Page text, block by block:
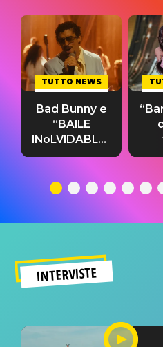
TUTTO NEWS
Bad Bunny e
“BAILE
INoLVIDABLE”:
testo,
significato
INTERVISTE